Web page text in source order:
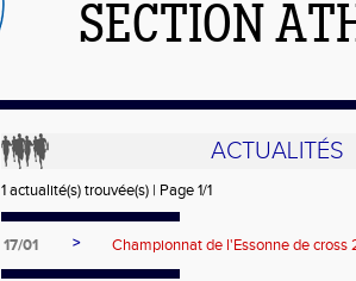
SECTION
ACTUALITÉS
1 actualité(s) trouvée(s) | Page 1/1
17/01 > Championnat de l'Essonne de cross